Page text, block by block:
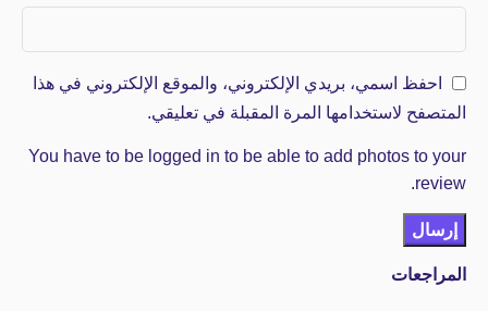
المراجعات
احفظ اسمي، بريدي الإلكتروني، والموقع الإلكتروني في هذا
المتصفح لاستخدامها المرة المقبلة في تعليقي.
You have to be logged in to be able to add photos to your
review.